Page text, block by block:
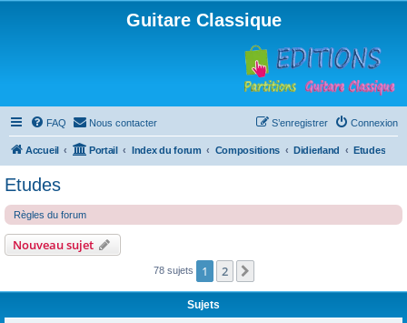
Guitare Classique
FAQ Nous contacter Connexion
S’enregistrer
Accueil Portail Index du forum Compositions Didierland Etudes
Etudes
Règles du forum
Nouveau sujet
78 sujets 1 2
Sujets